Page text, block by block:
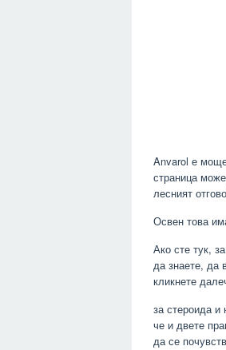
Anvarol е
страница
лесният
Освен това
Ако сте тук,
да знаете, да
кликнете
за стероида и
че и двете
да се